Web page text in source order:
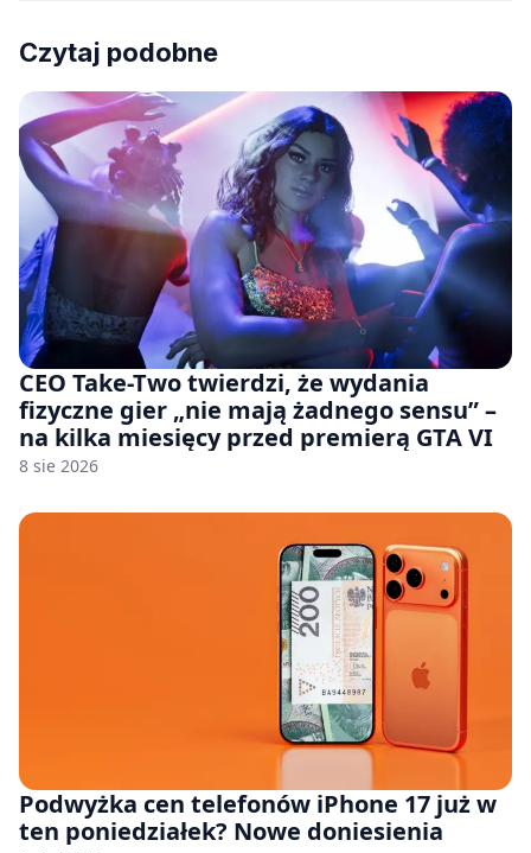
Czytaj podobne
CEO Take-Two twierdzi, że wydania
fizyczne gier „nie mają żadnego sensu” –
na kilka miesięcy przed premierą GTA VI
8 sie 2026
Podwyżka cen telefonów iPhone 17 już w
ten poniedziałek? Nowe doniesienia